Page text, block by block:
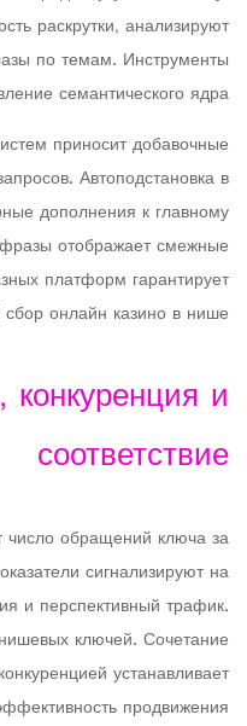
раскрутки, анализируют
по темам. Инструменты
семантического ядра.
приносит добавочные
Автоподстановка в
дополнения к главному
отображает смежные
платформ гарантирует
сбор онлайн казино в нише.
конкуренция и
соответствие
число обращений ключа за
сигнализируют на
и перспективный трафик.
ключей. Сочетание
устанавливает
продвижения.